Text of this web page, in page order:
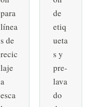
para
línea
s de
recic
laje
a
esca
de
etiq
ueta
s y
pre-
lava
do